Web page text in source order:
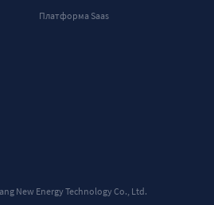
Платформа Saas
New Energy Technology Co., Ltd.